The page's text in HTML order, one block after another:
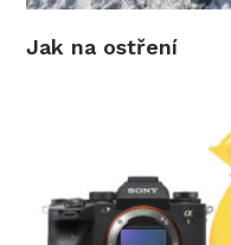
Jak na ostření